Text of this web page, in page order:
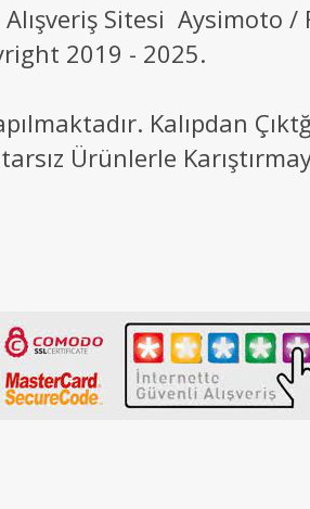
Sitesi Aysimoto /
2019 - 2025.
Kalıpdan
Ürünlerle